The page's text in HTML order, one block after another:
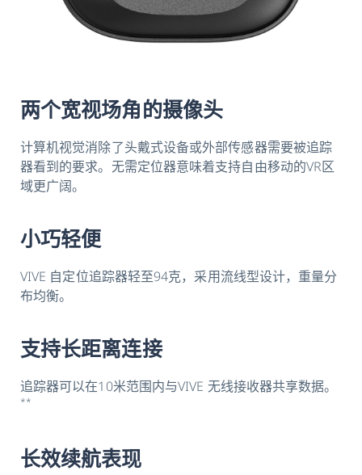
两个宽视场角的摄像头
计算机视觉消除了头戴式设备或外部传感器需要被追踪
器看到的要求。无需定位器意味着支持自由移动的VR区
域更广阔。
小巧轻便
VIVE 自定位追踪器轻至94克，采用流线型设计，重量分
布均衡。
支持长距离连接
追踪器可以在10米范围内与VIVE 无线接收器共享数据。
**
长效续航表现